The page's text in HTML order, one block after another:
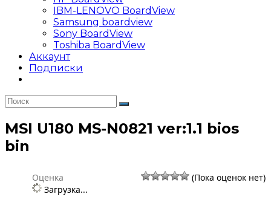
IBM-LENOVO BoardView
Samsung boardview
Sony BoardView
Toshiba BoardView
Аккаунт
Подписки
MSI U180 MS-N0821 ver:1.1 bios
bin
Оценка
(Пока оценок нет)
Загрузка...